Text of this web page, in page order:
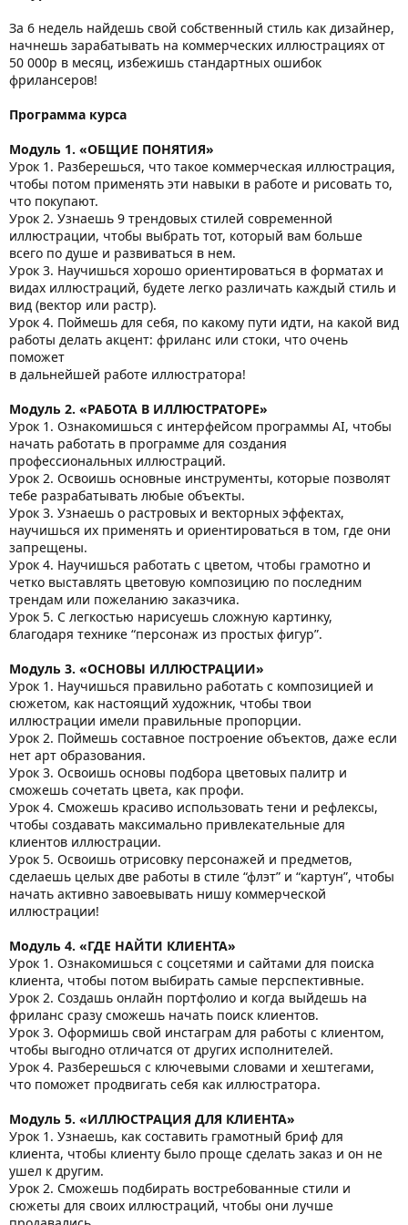
За 6 недель найдешь свой собственный стиль как дизайнер,
начнешь зарабатывать на коммерческих иллюстрациях от
50 000р в месяц, избежишь стандартных ошибок
фрилансеров!
Программа курса
Модуль 1. «ОБЩИЕ ПОНЯТИЯ»
Урок 1. Разберешься, что такое коммерческая иллюстрация,
чтобы потом применять эти навыки в работе и рисовать то,
что покупают.
Урок 2. Узнаешь 9 трендовых стилей современной
иллюстрации, чтобы выбрать тот, который вам больше
всего по душе и развиваться в нем.
Урок 3. Научишься хорошо ориентироваться в форматах и
видах иллюстраций, будете легко различать каждый стиль и
вид (вектор или растр).
Урок 4. Поймешь для себя, по какому пути идти, на какой вид
работы делать акцент: фриланс или стоки, что очень
поможет
в дальнейшей работе иллюстратора!
Модуль 2. «РАБОТА В ИЛЛЮСТРАТОРЕ»
Урок 1. Ознакомишься с интерфейсом программы AI, чтобы
начать работать в программе для создания
профессиональных иллюстраций.
Урок 2. Освоишь основные инструменты, которые позволят
тебе разрабатывать любые объекты.
Урок 3. Узнаешь о растровых и векторных эффектах,
научишься их применять и ориентироваться в том, где они
запрещены.
Урок 4. Научишься работать с цветом, чтобы грамотно и
четко выставлять цветовую композицию по последним
трендам или пожеланию заказчика.
Урок 5. С легкостью нарисуешь сложную картинку,
благодаря технике “персонаж из простых фигур”.
Модуль 3. «ОСНОВЫ ИЛЛЮСТРАЦИИ»
Урок 1. Научишься правильно работать с композицией и
сюжетом, как настоящий художник, чтобы твои
иллюстрации имели правильные пропорции.
Урок 2. Поймешь составное построение объектов, даже если
нет арт образования.
Урок 3. Освоишь основы подбора цветовых палитр и
сможешь сочетать цвета, как профи.
Урок 4. Сможешь красиво использовать тени и рефлексы,
чтобы создавать максимально привлекательные для
клиентов иллюстрации.
Урок 5. Освоишь отрисовку персонажей и предметов,
сделаешь целых две работы в стиле “флэт” и “картун”, чтобы
начать активно завоевывать нишу коммерческой
иллюстрации!
Модуль 4. «ГДЕ НАЙТИ КЛИЕНТА»
Урок 1. Ознакомишься с соцсетями и сайтами для поиска
клиента, чтобы потом выбирать самые перспективные.
Урок 2. Создашь онлайн портфолио и когда выйдешь на
фриланс сразу сможешь начать поиск клиентов.
Урок 3. Оформишь свой инстаграм для работы с клиентом,
чтобы выгодно отличатся от других исполнителей.
Урок 4. Разберешься с ключевыми словами и хештегами,
что поможет продвигать себя как иллюстратора.
Модуль 5. «ИЛЛЮСТРАЦИЯ ДЛЯ КЛИЕНТА»
Урок 1. Узнаешь, как составить грамотный бриф для
клиента, чтобы клиенту было проще сделать заказ и он не
ушел к другим.
Урок 2. Сможешь подбирать востребованные стили и
сюжеты для своих иллюстраций, чтобы они лучше